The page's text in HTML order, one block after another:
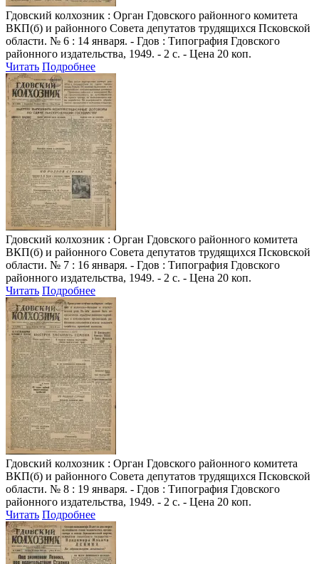
Гдовский колхозник : Орган Гдовского районного комитета
ВКП(б) и районного Совета депутатов трудящихся Псковской
области. № 6 : 14 января. - Гдов : Типография Гдовского
районного издательства, 1949. - 2 с. - Цена 20 коп.
Читать Подробнее
Гдовский колхозник : Орган Гдовского районного комитета
ВКП(б) и районного Совета депутатов трудящихся Псковской
области. № 7 : 16 января. - Гдов : Типография Гдовского
районного издательства, 1949. - 2 с. - Цена 20 коп.
Читать Подробнее
Гдовский колхозник : Орган Гдовского районного комитета
ВКП(б) и районного Совета депутатов трудящихся Псковской
области. № 8 : 19 января. - Гдов : Типография Гдовского
районного издательства, 1949. - 2 с. - Цена 20 коп.
Читать Подробнее